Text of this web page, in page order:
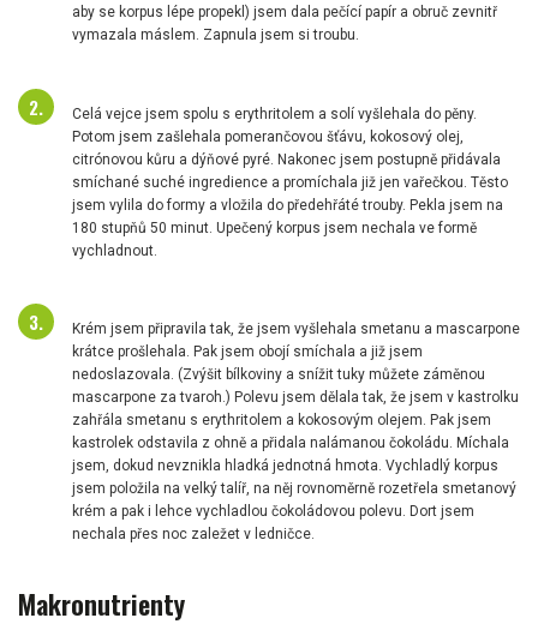
aby se korpus lépe propekl) jsem dala pečící papír a obruč zevnitř
vymazala máslem. Zapnula jsem si troubu.
Celá vejce jsem spolu s erythritolem a solí vyšlehala do pěny.
Potom jsem zašlehala pomerančovou šťávu, kokosový olej,
citrónovou kůru a dýňové pyré. Nakonec jsem postupně přidávala
smíchané suché ingredience a promíchala již jen vařečkou. Těsto
jsem vylila do formy a vložila do předehřáté trouby. Pekla jsem na
180 stupňů 50 minut. Upečený korpus jsem nechala ve formě
vychladnout.
Krém jsem připravila tak, že jsem vyšlehala smetanu a mascarpone
krátce prošlehala. Pak jsem obojí smíchala a již jsem
nedoslazovala. (Zvýšit bílkoviny a snížit tuky můžete záměnou
mascarpone za tvaroh.) Polevu jsem dělala tak, že jsem v kastrolku
zahřála smetanu s erythritolem a kokosovým olejem. Pak jsem
kastrolek odstavila z ohně a přidala nalámanou čokoládu. Míchala
jsem, dokud nevznikla hladká jednotná hmota. Vychladlý korpus
jsem položila na velký talíř, na něj rovnoměrně rozetřela smetanový
krém a pak i lehce vychladlou čokoládovou polevu. Dort jsem
nechala přes noc zaležet v ledničce.
Makronutrienty